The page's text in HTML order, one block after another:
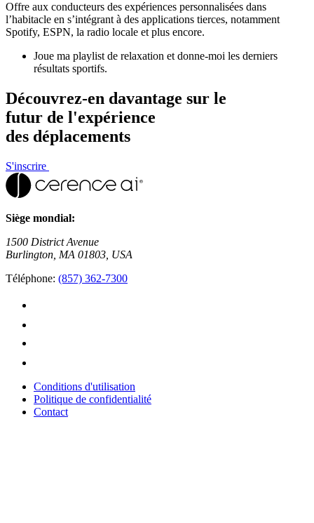
Offre aux conducteurs des expériences personnalisées dans
l’habitacle en s’intégrant à des applications tierces, notamment
Spotify, ESPN, la radio locale et plus encore.
Joue ma playlist de relaxation et donne-moi les derniers
résultats sportifs.
Découvrez-en davantage sur le
futur de l'expérience
des déplacements
S'inscrire
Siège mondial:
1500 District Avenue
Burlington, MA 01803, USA
Téléphone: (857) 362-7300
Conditions d'utilisation
Politique de confidentialité
Contact